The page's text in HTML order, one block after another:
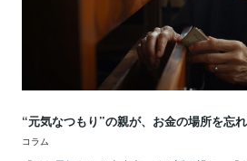
“元気なつもり”の親が、お金の場所を忘
コラム